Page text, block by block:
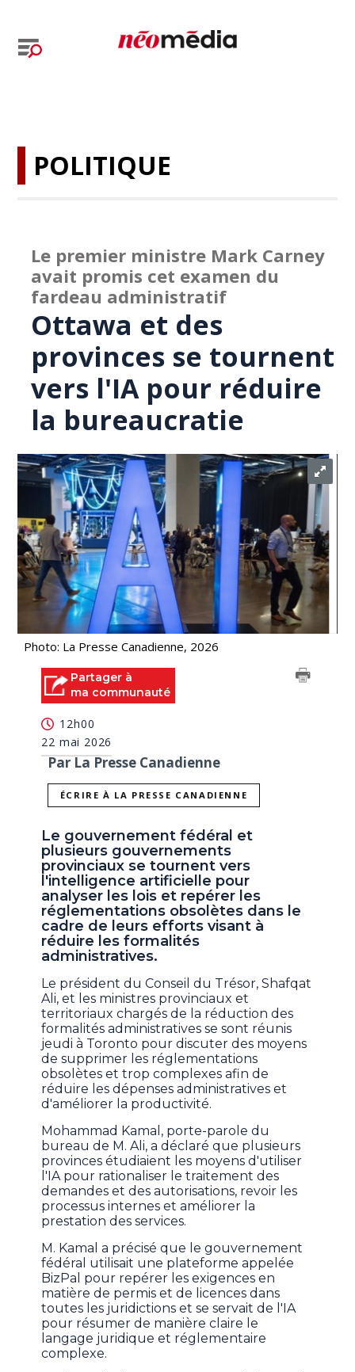
POLITIQUE
Le premier ministre Mark Carney
avait promis cet examen du
fardeau administratif
Ottawa et des
provinces se tournent
vers l'IA pour réduire
la bureaucratie
Photo: La Presse Canadienne, 2026
Partager à
ma communauté
12h00
22 mai 2026
Par La Presse Canadienne
ÉCRIRE À LA PRESSE CANADIENNE
Le gouvernement fédéral et
plusieurs gouvernements
provinciaux se tournent vers
l'intelligence artificielle pour
analyser les lois et repérer les
réglementations obsolètes dans le
cadre de leurs efforts visant à
réduire les formalités
administratives.
Le président du Conseil du Trésor, Shafqat
Ali, et les ministres provinciaux et
territoriaux chargés de la réduction des
formalités administratives se sont réunis
jeudi à Toronto pour discuter des moyens
de supprimer les réglementations
obsolètes et trop complexes afin de
réduire les dépenses administratives et
d'améliorer la productivité.
Mohammad Kamal, porte-parole du
bureau de M. Ali, a déclaré que plusieurs
provinces étudiaient les moyens d'utiliser
l'IA pour rationaliser le traitement des
demandes et des autorisations, revoir les
processus internes et améliorer la
prestation des services.
M. Kamal a précisé que le gouvernement
fédéral utilisait une plateforme appelée
BizPal pour repérer les exigences en
matière de permis et de licences dans
toutes les juridictions et se servait de l'IA
pour résumer de manière claire le
langage juridique et réglementaire
complexe.